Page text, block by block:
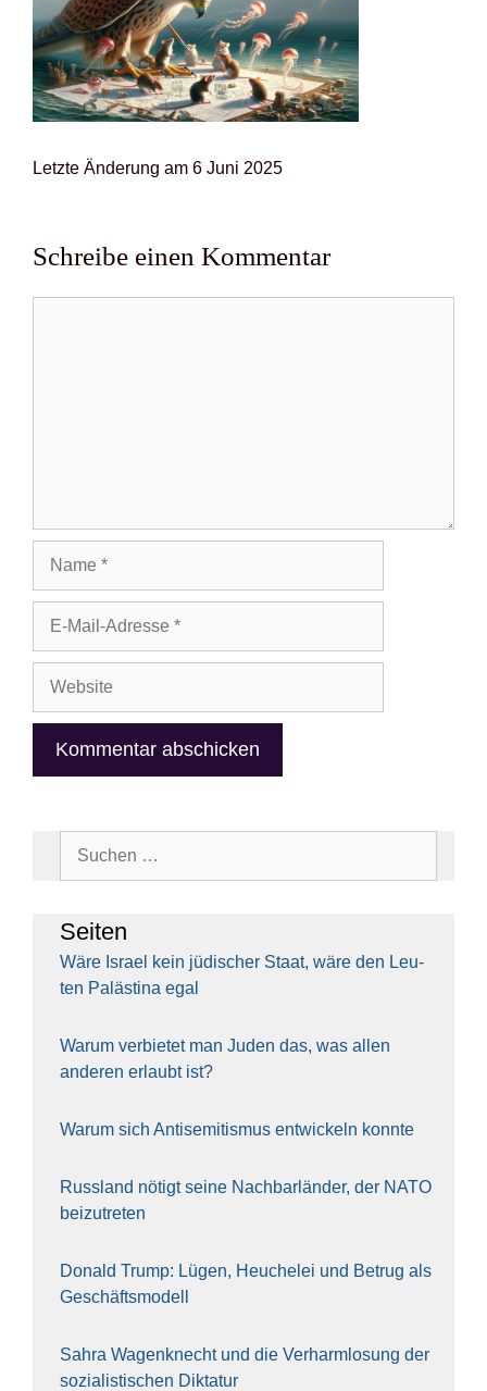
Letz­te Ände­rung am 6 Juni 2025
Schreibe einen Kommentar
Adresse
Sei­ten
Wäre Isra­el kein jüdi­scher Staat, wäre den Leu­
ten Paläs­ti­na egal
War­um ver­bie­tet man Juden das, was allen
ande­ren erlaubt ist?
War­um sich Anti­se­mi­tis­mus ent­wi­ckeln konn­te
Russ­land nötigt sei­ne Nach­bar­län­der, der NATO
bei­zu­tre­ten
Donald Trump: Lügen, Heu­che­lei und Betrug als
Geschäfts­mo­dell
Sahra Wagen­knecht und die Ver­harm­lo­sung der
sozia­lis­ti­schen Dik­ta­tur